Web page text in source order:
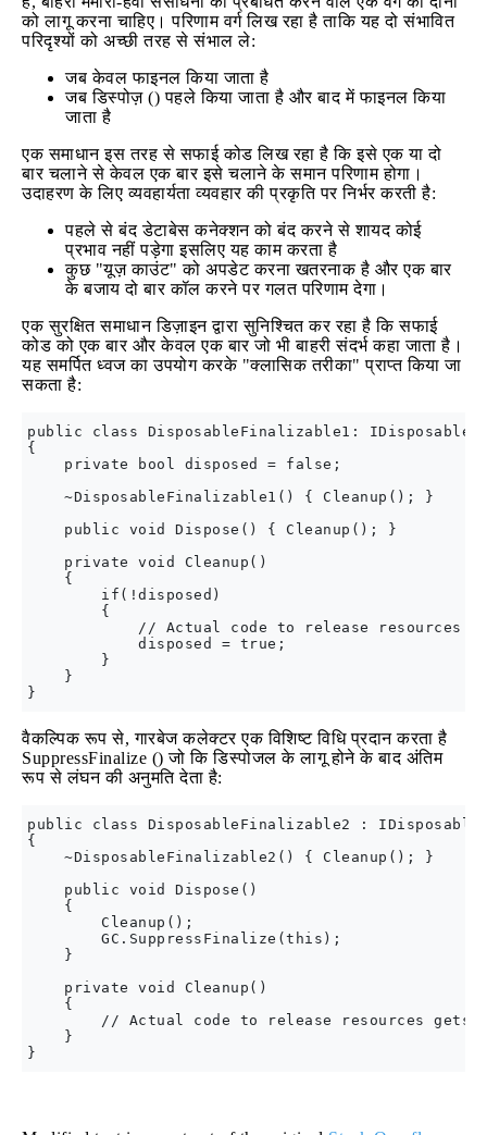
को लागू करना चाहिए। परिणाम वर्ग लिख रहा है ताकि यह दो संभावित
परिदृश्यों को अच्छी तरह से संभाल ले:
जब केवल फाइनल किया जाता है
जब डिस्पोज़ () पहले किया जाता है और बाद में फाइनल किया
जाता है
एक समाधान इस तरह से सफाई कोड लिख रहा है कि इसे एक या दो
बार चलाने से केवल एक बार इसे चलाने के समान परिणाम होगा।
उदाहरण के लिए व्यवहार्यता व्यवहार की प्रकृति पर निर्भर करती है:
पहले से बंद डेटाबेस कनेक्शन को बंद करने से शायद कोई
प्रभाव नहीं पड़ेगा इसलिए यह काम करता है
कुछ "यूज़ काउंट" को अपडेट करना खतरनाक है और एक बार
के बजाय दो बार कॉल करने पर गलत परिणाम देगा।
एक सुरक्षित समाधान डिज़ाइन द्वारा सुनिश्चित कर रहा है कि सफाई
कोड को एक बार और केवल एक बार जो भी बाहरी संदर्भ कहा जाता है।
यह समर्पित ध्वज का उपयोग करके "क्लासिक तरीका" प्राप्त किया जा
सकता है:
public class DisposableFinalizable1: IDisposable
{
    private bool disposed = false;
    ~DisposableFinalizable1() { Cleanup(); }
    public void Dispose() { Cleanup(); }
    private void Cleanup()
    {
        if(!disposed)
        {
// Actual code to release resources
            disposed = true;
        }
    }
वैकल्पिक रूप से, गारबेज कलेक्टर एक विशिष्ट विधि प्रदान करता है
SuppressFinalize () जो कि डिस्पोजल के लागू होने के बाद अंतिम
रूप से लंघन की अनुमति देता है:
public class DisposableFinalizable2 : IDisposable
{
    ~DisposableFinalizable2() { Cleanup(); }
    public void Dispose()
    {
        Cleanup();
        GC.SuppressFinalize(this);
    }
    private void Cleanup()
    {
// Actual code to release resources gets
    }